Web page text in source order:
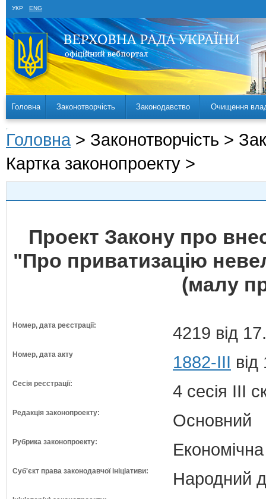
УКР ENG
Головна Законотворчість Законодавство Очищення
Головна > Законотворчість >
Картка законопроекту >
Проект Закону про
"Про приватизацію
(малу
Номер, дата реєстрації: 4219 від
Номер, дата акту 1882-III
Сесія реєстрації: 4 сесія III
Редакція законопроекту: Основний
Рубрика законопроекту:
Суб'єкт права законодавчої ініціативи: Народний